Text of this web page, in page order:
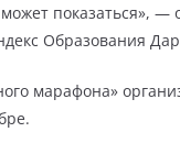
показаться», —
Образования
марафона»